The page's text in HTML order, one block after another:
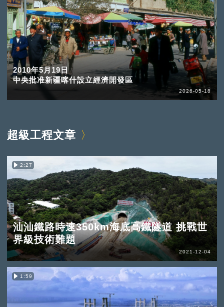
2010年5月19日
中央批准新疆喀什設立經濟開發區
2026-05-18
超級工程文章
2:27
汕汕鐵路時速350km海底高鐵隧道 挑戰世
界級技術難題
2021-12-04
1:59